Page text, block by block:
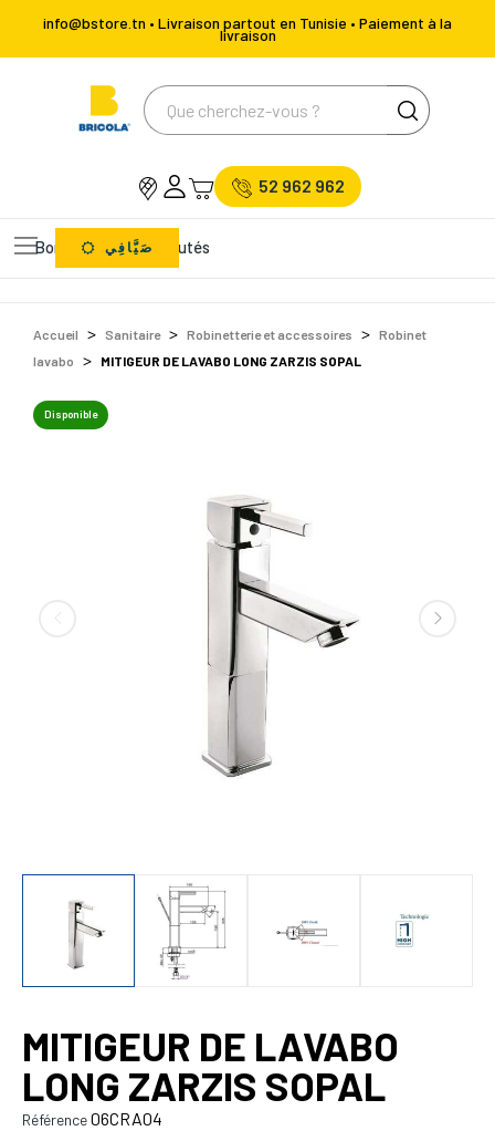
info@bstore.tn • Livraison partout en Tunisie • Paiement à la
livraison
52 962 962
Bons Plans Nouveautés
صَيَّافِي
Accueil Sanitaire Robinetterie et accessoires
Robinet
lavabo
MITIGEUR DE LAVABO LONG ZARZIS SOPAL
Disponible
MITIGEUR DE LAVABO
LONG ZARZIS SOPAL
Référence06CRA04